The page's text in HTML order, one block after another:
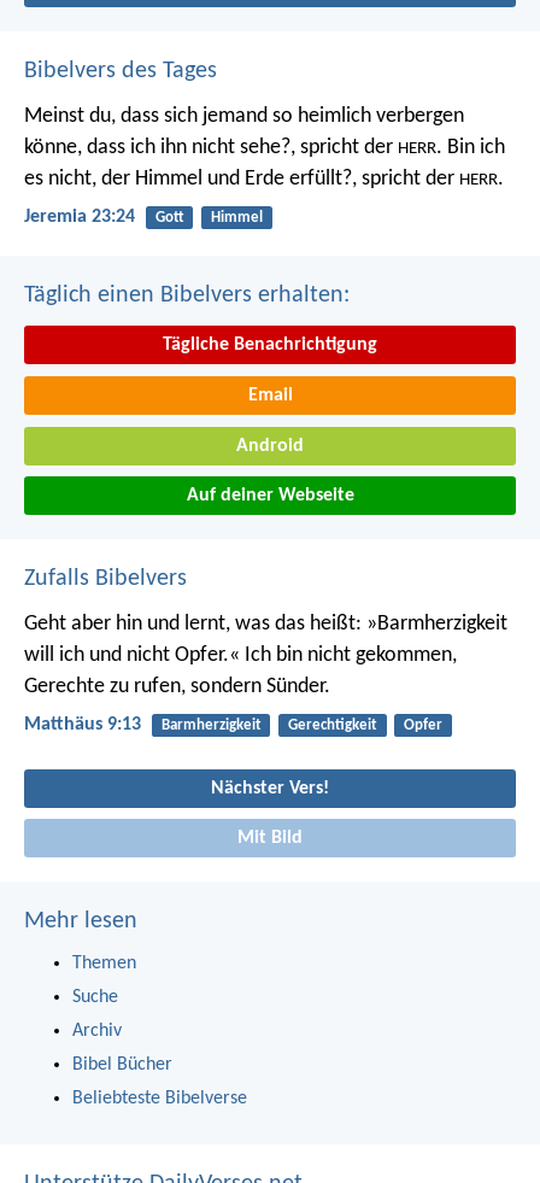
Bibelvers des Tages
Meinst du, dass sich jemand so heimlich verbergen
könne, dass ich ihn nicht sehe?, spricht der HERR. Bin ich
es nicht, der Himmel und Erde erfüllt?, spricht der HERR.
Jeremia 23:24 Gott Himmel
Täglich einen Bibelvers erhalten:
Tägliche Benachrichtigung
Email
Android
Auf deiner Webseite
Zufalls Bibelvers
Geht aber hin und lernt, was das heißt: »Barmherzigkeit
will ich und nicht Opfer.« Ich bin nicht gekommen,
Gerechte zu rufen, sondern Sünder.
Matthäus 9:13 Barmherzigkeit Gerechtigkeit Opfer
Nächster Vers!
Mit Bild
Mehr lesen
Themen
Suche
Archiv
Bibel Bücher
Beliebteste Bibelverse